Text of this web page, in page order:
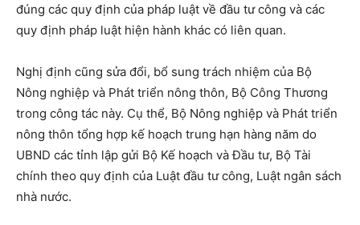
đúng các quy định của pháp luật về đầu tư công và các
quy định pháp luật hiện hành khác có liên quan.
Nghị định cũng sửa đổi, bổ sung trách nhiệm của Bộ
Nông nghiệp và Phát triển nông thôn, Bộ Công Thương
trong công tác này. Cụ thể, Bộ Nông nghiệp và Phát triển
nông thôn tổng hợp kế hoạch trung hạn hàng năm do
UBND các tỉnh lập gửi Bộ Kế hoạch và Đầu tư, Bộ Tài
chính theo quy định của Luật đầu tư công, Luật ngân sách
nhà nước.